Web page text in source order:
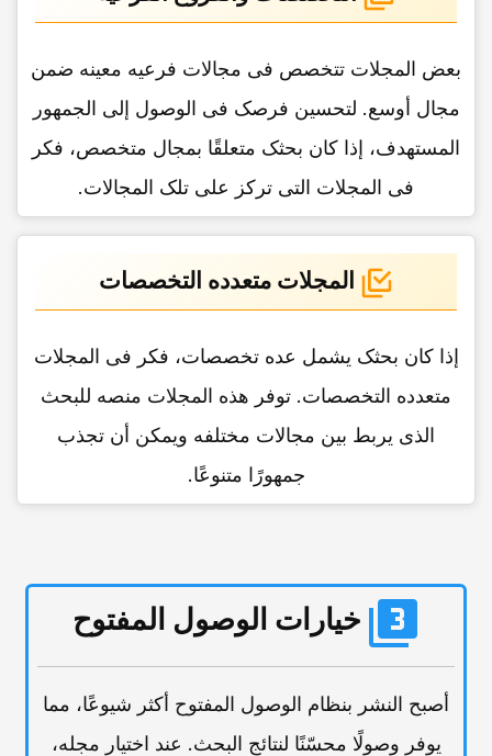
بعض المجلات تتخصص فی مجالات فرعیه معینه ضمن
مجال أوسع. لتحسین فرصک فی الوصول إلى الجمهور
المستهدف، إذا کان بحثک متعلقًا بمجال متخصص، فکر
فی المجلات التی ترکز على تلک المجالات.
المجلات متعدده التخصصات
إذا کان بحثک یشمل عده تخصصات، فکر فی المجلات
متعدده التخصصات. توفر هذه المجلات منصه للبحث
الذی یربط بین مجالات مختلفه ویمکن أن تجذب
جمهورًا متنوعًا.
خیارات الوصول المفتوح
أصبح النشر بنظام الوصول المفتوح أکثر شیوعًا، مما
یوفر وصولًا محسّنًا لنتائج البحث. عند اختیار مجله،